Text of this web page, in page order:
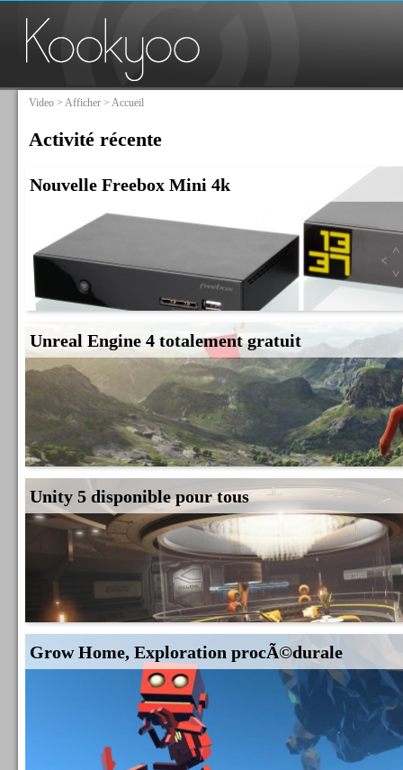
Video> Afficher> Accueil
Activité récente
Nouvelle Freebox Mini 4k
Unreal Engine 4 totalement gratuit
Unity 5 disponible pour tous
Grow Home, Exploration procÃ©durale